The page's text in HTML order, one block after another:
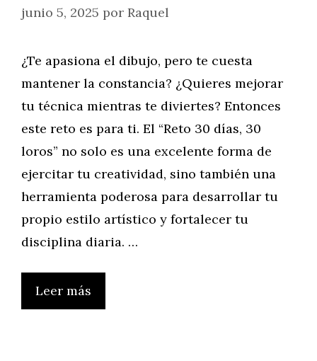
junio 5, 2025 por Raquel
¿Te apasiona el dibujo, pero te cuesta
mantener la constancia? ¿Quieres mejorar
tu técnica mientras te diviertes? Entonces
este reto es para ti. El “Reto 30 días, 30
loros” no solo es una excelente forma de
ejercitar tu creatividad, sino también una
herramienta poderosa para desarrollar tu
propio estilo artístico y fortalecer tu
disciplina diaria. …
Leer más